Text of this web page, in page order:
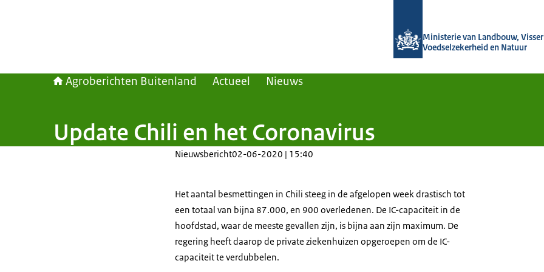
Ministerie van Landbouw,
Voedselzekerheid en Natuur
Agroberichten Buitenland Actueel Nieuws
Update Chili en het Coronavirus
Nieuwsbericht02-06-2020 | 15:40
Het aantal besmettingen in Chili steeg in de afgelopen week drastisch tot
een totaal van bijna 87.000, en 900 overledenen. De IC-capaciteit in de
hoofdstad, waar de meeste gevallen zijn, is bijna aan zijn maximum. De
regering heeft daarop de private ziekenhuizen opgeroepen om de IC-
capaciteit te verdubbelen.